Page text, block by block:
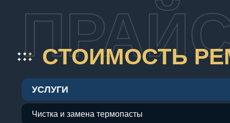
СТОИМОСТЬ
УСЛУГИ
Чистка и замена термопасты